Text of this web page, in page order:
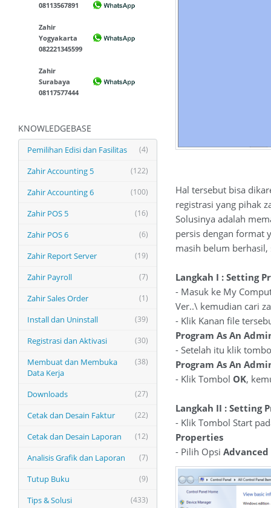
08113567891
Zahir
Yogyakarta
082221345599
Zahir
Surabaya
08117577444
KNOWLEDGEBASE
(4)
Pemilihan Edisi dan Fasilitas
(122)
Zahir Accounting 5
(100)
Zahir Accounting 6
(16)
Zahir POS 5
(6)
Zahir POS 6
(19)
Zahir Report Server
(7)
Zahir Payroll
(1)
Zahir Sales Order
(39)
Install dan Uninstall
(30)
Registrasi dan Aktivasi
(38)
Membuat dan Membuka
Data Kerja
(27)
Downloads
(22)
Cetak dan Desain Faktur
(12)
Cetak dan Desain Laporan
(7)
Analisis Grafik dan Laporan
(9)
Tutup Buku
(433)
Tips & Solusi
Hal tersebut bisa
registrasi yang pihak
Solusinya adalah
persis dengan format
masih belum
Langkah I : Setting
- Masuk ke My
Ver..\ kemudian cari
- Klik Kanan file
Program As An
- Setelah itu klik
Program As An
- Klik Tombol OK,
Langkah II : Setting
- Klik Tombol Start
Properties
- Pilih Opsi